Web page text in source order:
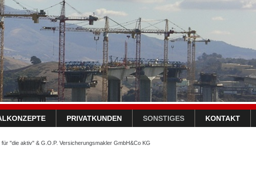
PRIVATKUNDEN SONSTIGES KONTAKT
"die aktiv" & G.O.P. Versicherungsmakler GmbH&Co KG